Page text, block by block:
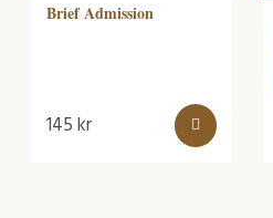
Brief Admission
145kr